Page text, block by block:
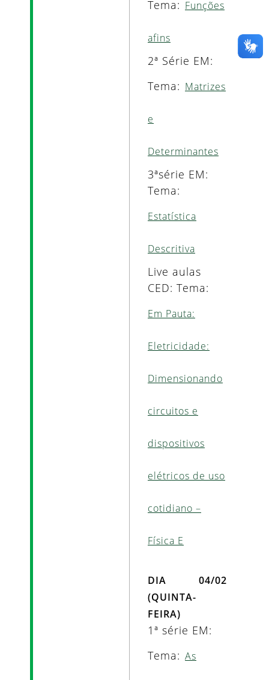
Tema: Funções
afins
2ª Série EM:
Tema: Matrizes
e
Determinantes
3ªsérie EM:
Tema:
Estatística
Descritiva
Live aulas
CED: Tema:
Em Pauta:
Eletricidade:
Dimensionando
circuitos e
dispositivos
elétricos de uso
cotidiano –
Física E
DIA 04/02
(QUINTA-
FEIRA)
1ª série EM:
Tema: As